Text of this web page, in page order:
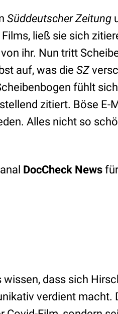
Süddeutscher Zeitung
ließ sie sich
ihr. Nun tritt
auf, was die SZ
fühlt
zitiert. Böse E-
Alles nicht so
DocCheck News
dass sich
verdient macht.